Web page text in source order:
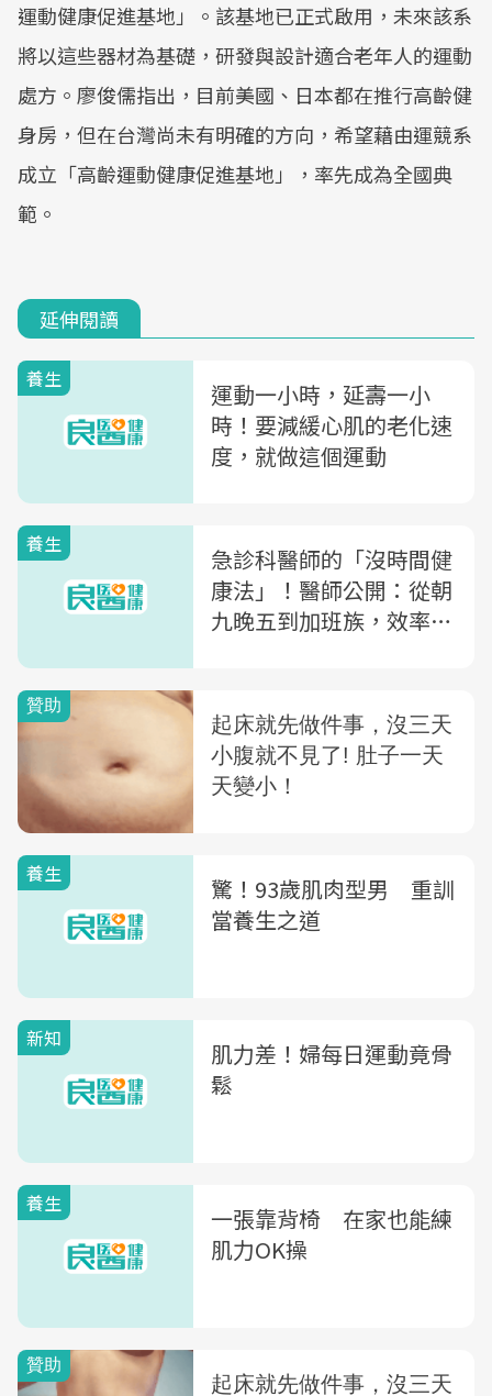
運動健康促進基地」。該基地已正式啟用，未來該系
將以這些器材為基礎，研發與設計適合老年人的運動
處方。廖俊儒指出，目前美國、日本都在推行高齡健
身房，但在台灣尚未有明確的方向，希望藉由運競系
成立「高齡運動健康促進基地」，率先成為全國典
範。
延伸閱讀
養生
運動一小時，延壽一小
時！要減緩心肌的老化速
度，就做這個運動
養生
急診科醫師的「沒時間健
康法」！醫師公開：從朝
九晚五到加班族，效率最
養生
驚！93歲肌肉型男 重訓
當養生之道
新知
肌力差！婦每日運動竟骨
鬆
養生
一張靠背椅 在家也能練
肌力OK操